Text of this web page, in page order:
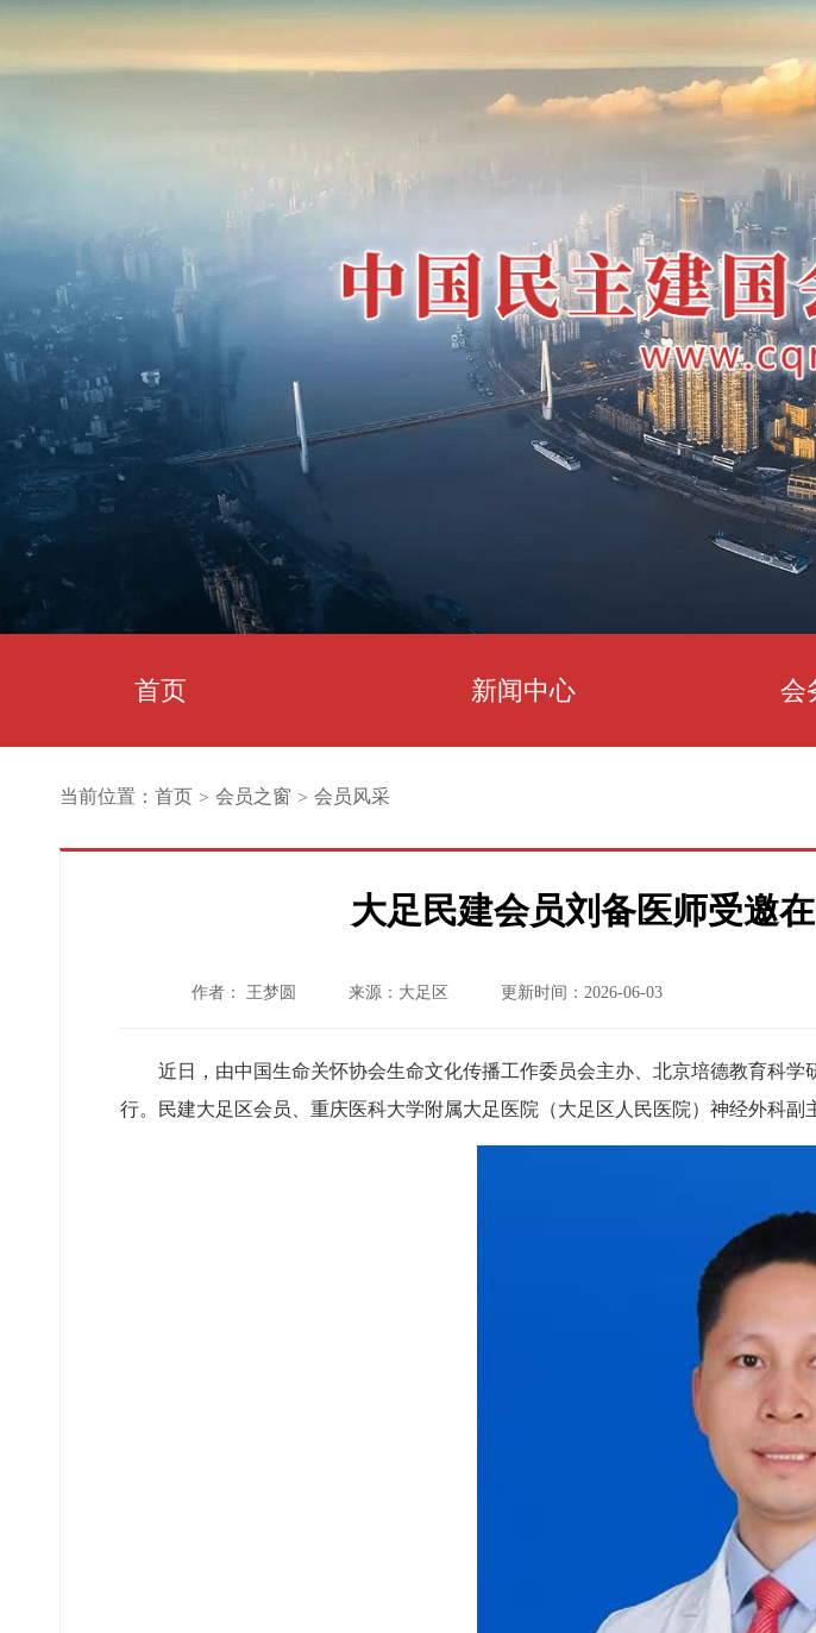
首页 新闻中心 会
当前位置： 首页 > 会员之窗 > 会员风采
大足民建会员刘备医师受邀
作者： 王梦圆 来源：大足区 更新时间：2026-06-03
近日，由中国生命关怀协会生命文化传播工作委员会主办、北京培德教育科
行。民建大足区会员、重庆医科大学附属大足医院（大足区人民医院）神经外科